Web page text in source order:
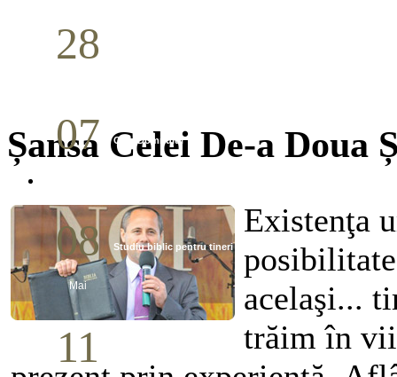
28
07 Cina Domnului
08
Mai
Studiu biblic pentru tineri
11
Șansa Celei De-a Doua
Existenţa
acelaşi...
trăim în